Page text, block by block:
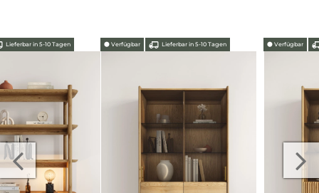
⬤ Verfügbar Lieferbar in 5-10 Tagen ⬤Verfügbar Lieferbar in 5-10 Tagen